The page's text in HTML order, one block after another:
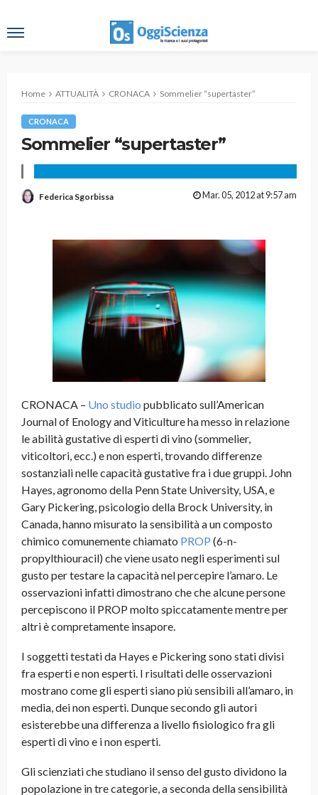
Home ATTUALITÀ CRONACA Sommelier “supertaster”
CRONACA
Sommelier “supertaster”
Federica Sgorbissa Mar. 05, 2012 at 9:57 am
CRONACA – Uno studio pubblicato sull’American
Journal of Enology and Viticulture ha messo in relazione
le abilità gustative di esperti di vino (sommelier,
viticoltori, ecc.) e non esperti, trovando differenze
sostanziali nelle capacità gustative fra i due gruppi. John
Hayes, agronomo della Penn State University, USA, e
Gary Pickering, psicologio della Brock University, in
Canada, hanno misurato la sensibilità a un composto
chimico comunemente chiamato PROP (6-n-
propylthiouracil) che viene usato negli esperimenti sul
gusto per testare la capacità nel percepire l’amaro. Le
osservazioni infatti dimostrano che che alcune persone
percepiscono il PROP molto spiccatamente mentre per
altri è compretamente insapore.
I soggetti testati da Hayes e Pickering sono stati divisi
fra esperti e non esperti. I risultati delle osservazioni
mostrano come gli esperti siano più sensibili all’amaro, in
media, dei non esperti. Dunque secondo gli autori
esisterebbe una differenza a livello fisiologico fra gli
esperti di vino e i non esperti.
Gli scienziati che studiano il senso del gusto dividono la
popolazione in tre categorie, a seconda della sensibilità